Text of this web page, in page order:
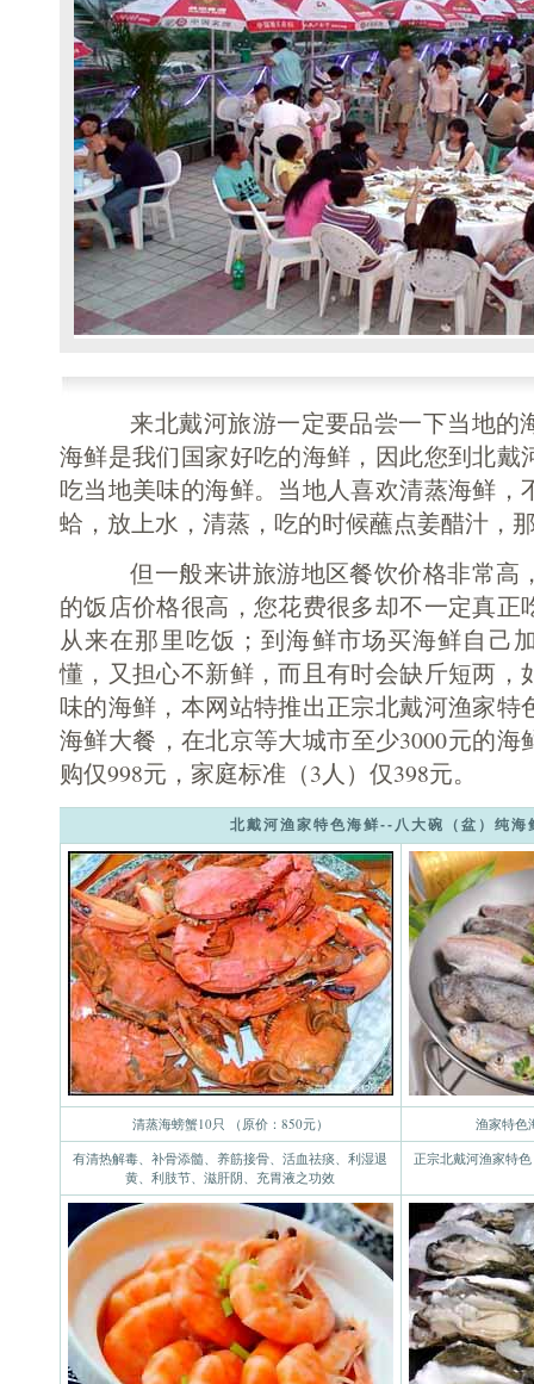
来北戴河旅游一定要品尝一下当地的
海鲜是我们国家好吃的海鲜，因此您到北戴
吃当地美味的海鲜。当地人喜欢清蒸海鲜，
蛤，放上水，清蒸，吃的时候蘸点姜醋汁，
但一般来讲旅游地区餐饮价格非常高
的饭店价格很高，您花费很多却不一定真正
从来在那里吃饭；到海鲜市场买海鲜自己
懂，又担心不新鲜，而且有时会缺斤短两，
味的海鲜，本网站特推出正宗北戴河渔家特
海鲜大餐，在北京等大城市至少3000元的海
购仅998元，家庭标准（3人）仅398元。
北戴河渔家特色海鲜--八大碗（盆）纯海
清蒸海螃蟹10只 （原价：850元）
渔家特色
有清热解毒、补骨添髓、养筋接骨、活血祛痰、利湿退
黄、利肢节、滋肝阴、充胃液之功效
正宗北戴河渔家特